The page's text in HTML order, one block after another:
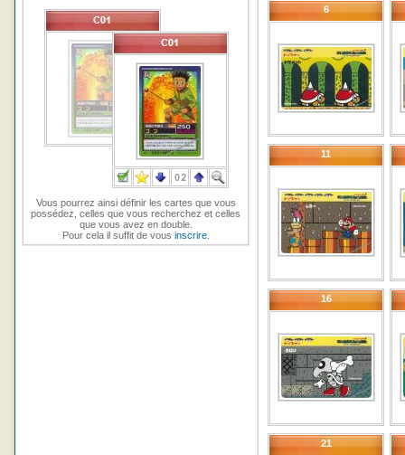
Vous pourrez ainsi définir les cartes que vous
possédez, celles que vous recherchez et celles
que vous avez en double.
Pour cela il suffit de vous inscrire.
6
11
16
21